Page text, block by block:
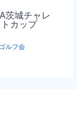
茨城チャレ
カップ
ルフ会